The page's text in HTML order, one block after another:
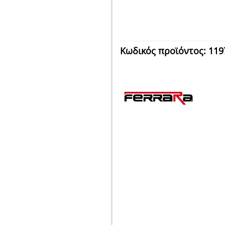
Κωδικός προϊόντος: